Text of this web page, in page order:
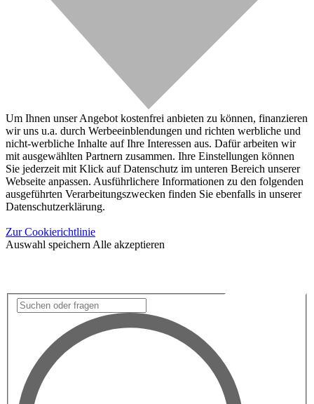
Um Ihnen unser Angebot kostenfrei anbieten zu können, finanzieren
wir uns u.a. durch Werbeeinblendungen und richten werbliche und
nicht-werbliche Inhalte auf Ihre Interessen aus. Dafür arbeiten wir
mit ausgewählten Partnern zusammen. Ihre Einstellungen können
Sie jederzeit mit Klick auf Datenschutz im unteren Bereich unserer
Webseite anpassen. Ausführlichere Informationen zu den folgenden
ausgeführten Verarbeitungszwecken finden Sie ebenfalls in unserer
Datenschutzerklärung.
Zur Cookierichtlinie
Auswahl speichern Alle akzeptieren